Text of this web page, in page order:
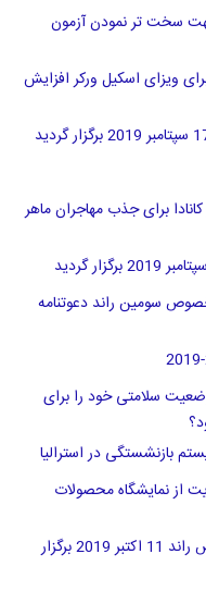
سخت تر نمودن آزمون
ویزای اسکیل ورکر افزایش
برای جذب مهاجران ماهر
سومین راند دعوتنامه
سلامتی خود را برای
بازنشستگی در استرالیا
از نمایشگاه محصولات
گزارش غیررسمی اداره مهاجرت در خصوص راند 11 اکتبر 2019 برگزار